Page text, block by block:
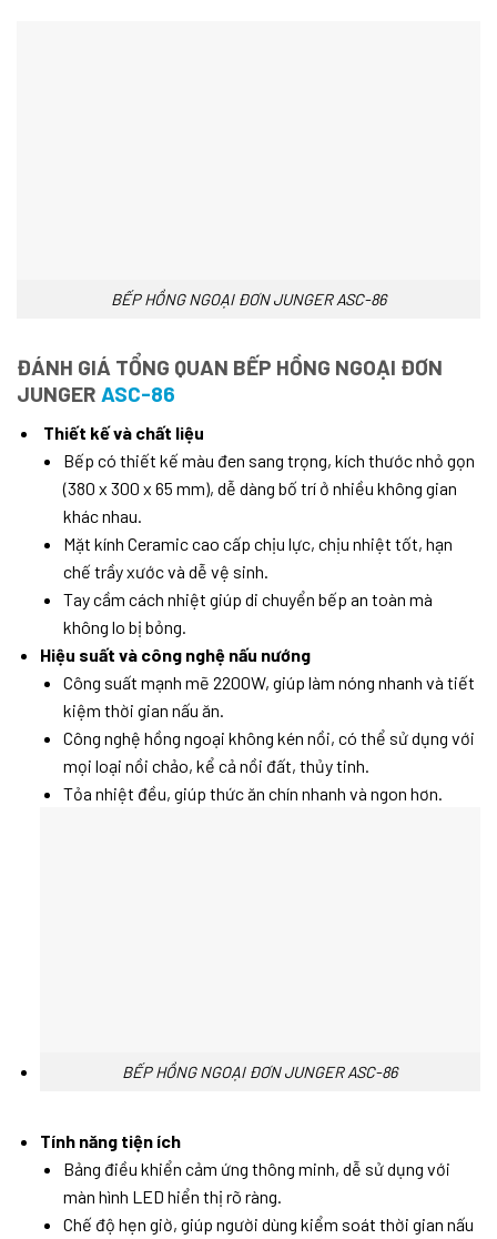
BẾP HỒNG NGOẠI ĐƠN JUNGER ASC-86
ĐÁNH GIÁ TỔNG QUAN BẾP HỒNG NGOẠI ĐƠN
JUNGER ASC-86
Thiết kế và chất liệu
Bếp có thiết kế màu đen sang trọng, kích thước nhỏ gọn
(380 x 300 x 65 mm), dễ dàng bố trí ở nhiều không gian
khác nhau.
Mặt kính Ceramic cao cấp chịu lực, chịu nhiệt tốt, hạn
chế trầy xước và dễ vệ sinh.
Tay cầm cách nhiệt giúp di chuyển bếp an toàn mà
không lo bị bỏng.
Hiệu suất và công nghệ nấu nướng
Công suất mạnh mẽ 2200W, giúp làm nóng nhanh và tiết
kiệm thời gian nấu ăn.
Công nghệ hồng ngoại không kén nồi, có thể sử dụng với
mọi loại nồi chảo, kể cả nồi đất, thủy tinh.
Tỏa nhiệt đều, giúp thức ăn chín nhanh và ngon hơn.
BẾP HỒNG NGOẠI ĐƠN JUNGER ASC-86
Tính năng tiện ích
Bảng điều khiển cảm ứng thông minh, dễ sử dụng với
màn hình LED hiển thị rõ ràng.
Chế độ hẹn giờ, giúp người dùng kiểm soát thời gian nấu